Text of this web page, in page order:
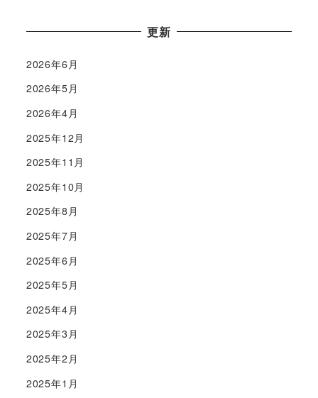
更新
2026年6月
2026年5月
2026年4月
2025年12月
2025年11月
2025年10月
2025年8月
2025年7月
2025年6月
2025年5月
2025年4月
2025年3月
2025年2月
2025年1月